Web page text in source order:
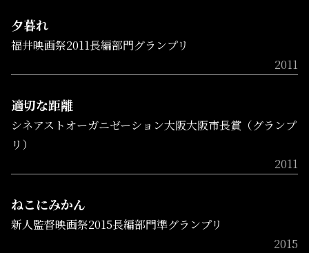
夕暮れ
福井映画祭2011長編部門グランプリ
2011
適切な距離
シネアストオーガニゼーション大阪大阪市長賞（グランプ
リ）
2011
ねこにみかん
新人監督映画祭2015長編部門準グランプリ
2015